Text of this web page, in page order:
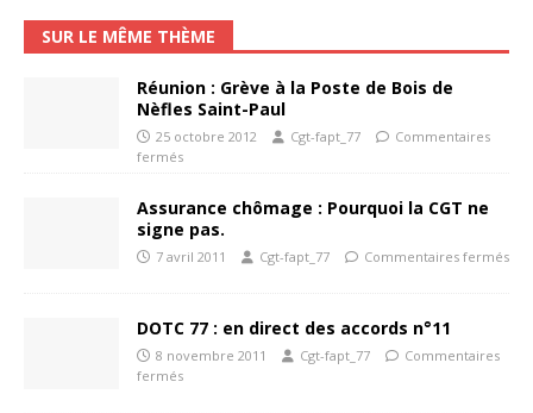
SUR LE MÊME THÈME
Réunion : Grève à la Poste de Bois de
Nèfles Saint-Paul
25 octobre 2012 Cgt-fapt_77
Commentaires
fermés
Assurance chômage : Pourquoi la CGT ne
signe pas.
7 avril 2011 Cgt-fapt_77 Commentaires fermés
DOTC 77 : en direct des accords n°11
8 novembre 2011 Cgt-fapt_77
Commentaires
fermés